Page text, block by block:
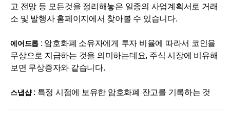
고 전망 등 모든것을 정리해놓은 일종의 사업계획서로 거래
소 및 발행사 홈페이지에서 찾아볼 수 있습니다.
에어드롭 : 암호화폐 소유자에게 투자 비율에 따라서 코인을
무상으로 지급하는 것을 의미하는데요, 주식 시장에 비유해
보면 무상증자와 같습니다.
스냅샵: 특정 시점에 보유한 암호화폐 잔고를 기록하는 것